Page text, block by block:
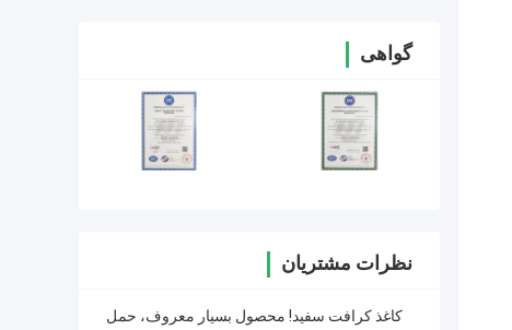
گواهی
نظرات مشتریان
کاغذ کرافت سفید! محصول بسیار معروف، حمل